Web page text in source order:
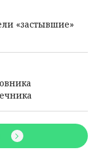
«застывшие»